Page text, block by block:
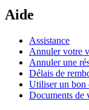
Aide
Assistance
Annuler votre
Annuler une
Délais de
Utiliser un bon
Documents de